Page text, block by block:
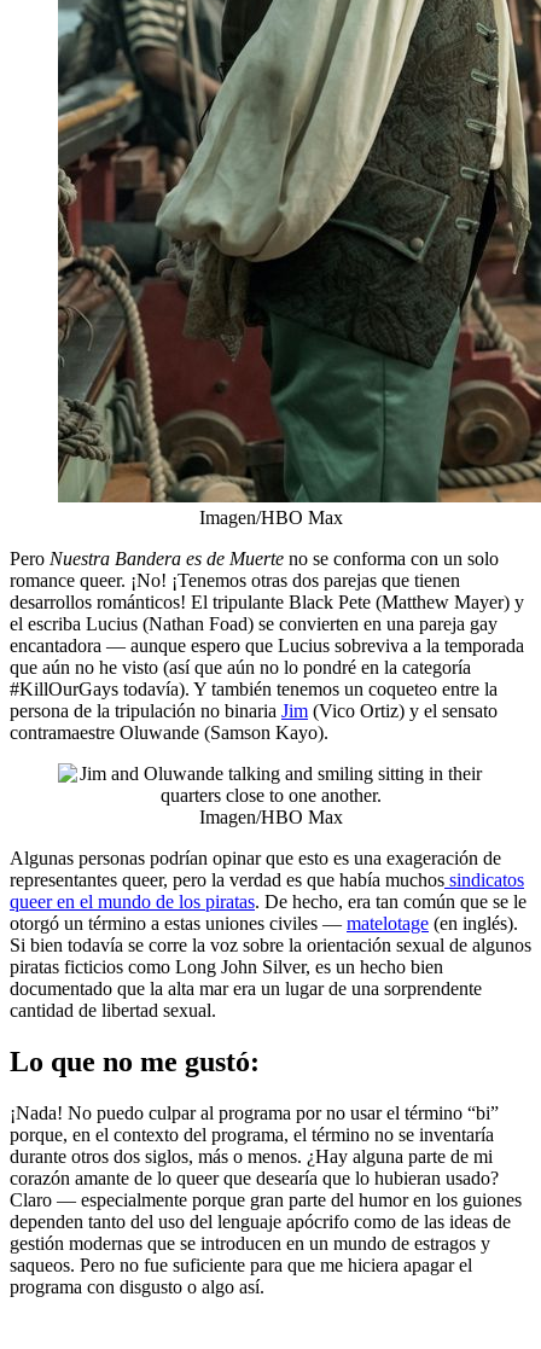
Imagen/HBO Max
Pero Nuestra Bandera es de Muerte no se conforma con un solo
romance queer. ¡No! ¡Tenemos otras dos parejas que tienen
desarrollos románticos! El tripulante Black Pete (Matthew Mayer) y
el escriba Lucius (Nathan Foad) se convierten en una pareja gay
encantadora — aunque espero que Lucius sobreviva a la temporada
que aún no he visto (así que aún no lo pondré en la categoría
#KillOurGays todavía). Y también tenemos un coqueteo entre la
persona de la tripulación no binaria Jim (Vico Ortiz) y el sensato
contramaestre Oluwande (Samson Kayo).
Imagen/HBO Max
Algunas personas podrían opinar que esto es una exageración de
representantes queer, pero la verdad es que había muchos sindicatos
queer en el mundo de los piratas. De hecho, era tan común que se le
otorgó un término a estas uniones civiles — matelotage (en inglés).
Si bien todavía se corre la voz sobre la orientación sexual de algunos
piratas ficticios como Long John Silver, es un hecho bien
documentado que la alta mar era un lugar de una sorprendente
cantidad de libertad sexual.
Lo que no me gustó:
¡Nada! No puedo culpar al programa por no usar el término “bi”
porque, en el contexto del programa, el término no se inventaría
durante otros dos siglos, más o menos. ¿Hay alguna parte de mi
corazón amante de lo queer que desearía que lo hubieran usado?
Claro — especialmente porque gran parte del humor en los guiones
dependen tanto del uso del lenguaje apócrifo como de las ideas de
gestión modernas que se introducen en un mundo de estragos y
saqueos. Pero no fue suficiente para que me hiciera apagar el
programa con disgusto o algo así.